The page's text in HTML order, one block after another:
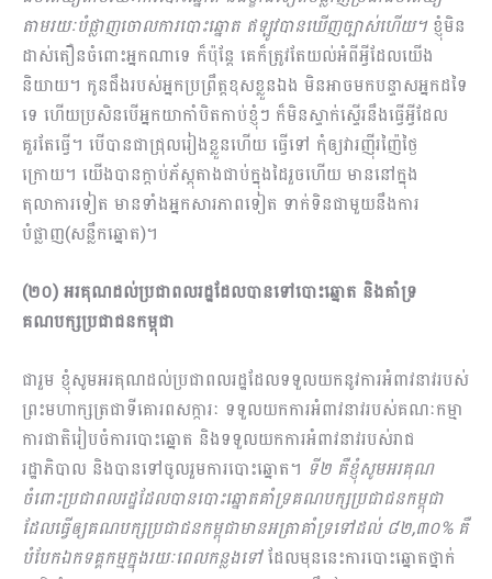
តាមរយៈបំផ្លាញចោលការបោះឆ្នោត ឥឡូវបានឃើញច្បាស់ហើយ។ខ្ញុំមិន
ដាស់តឿនចំពោះអ្នកណាទេ ក៏ប៉ុន្តែ គេក៏ត្រូវតែយល់អំពីអ្វីដែលយើង
និយាយ។​ កូនជឹងរបស់អ្នកប្រព្រឹត្តខុសខ្លួនឯង មិនអាចមកបន្ទាសអ្នកដទៃ​
ទេ ហើយប្រសិនបើអ្នកយាកាំបិតកាប់ខ្ញុំៗ ក៏មិនស្ទាក់ស្ទើរនឹងធ្វើអ្វីដែល
គួរតែធ្វើ។ បើបានជាជ្រុលរៀងខ្លួនហើយ ធ្វើទៅ កុំឲ្យវារញ៉ីរញ៉ៃថ្ងៃ
ក្រោយ។ យើងបានក្តាប់ភ័ស្តុតាងជាប់ក្នុងដៃរួចហើយ មាននៅក្នុង
តុលាការទៀត មានទាំងអ្នកសារភាពទៀត ទាក់ទិនជាមួយនឹងការ
បំផ្លាញ(សន្លឹកឆ្នោត)។
(២០) អរគុណដល់ប្រជាពលរដ្ឋដែលបានទៅបោះឆ្នោត និងគាំទ្រ
គណបក្សប្រជាជនកម្ពុជា
ជារួម ខ្ញុំសូមអរគុណដល់ប្រជាពលរដ្ឋដែលទទួលយកនូវការអំពាវនាវរបស់
ព្រះមហាក្សត្រជាទីគោ​រពសក្ការៈ ទទួលយកការអំពាវនាវរបស់គណៈ​កម្មា
ការជាតិរៀបចំការបោះឆ្នោត និងទទួលយកការអំពាវនាវរបស់រាជ
រដ្ឋាភិបាល និងបានទៅចូលរួមការបោះឆ្នោត។ ទី២ គឺខ្ញុំសូមអរគុណ
ចំពោះប្រជាពលរដ្ឋដែលបានបោះឆ្នោតគាំទ្រគណបក្សប្រជាជនកម្ពុជា​
ដែលធ្វើឲ្យគណបក្សប្រជាជនកម្ពុជាមានអត្រាគាំទ្រទៅដល់ ៨២,៣០% គឺ
បំបែកឯកទគ្គកម្មក្នុងរយៈពេលកន្លងទៅដែលមុននេះការបោះឆ្នោតថ្នាក់